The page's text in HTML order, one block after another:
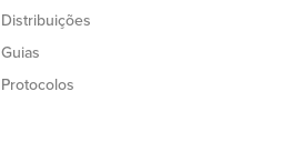
Distribuições
Guias
Protocolos